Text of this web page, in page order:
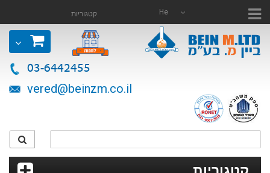
He קטגוריות
03-6442455
vered@beinzm.co.il